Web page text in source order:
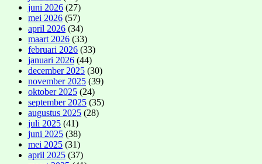
juni 2026 (27)
mei 2026 (57)
april 2026 (34)
maart 2026 (33)
februari 2026 (33)
januari 2026 (44)
december 2025 (30)
november 2025 (39)
oktober 2025 (24)
september 2025 (35)
augustus 2025 (28)
juli 2025 (41)
juni 2025 (38)
mei 2025 (31)
april 2025 (37)